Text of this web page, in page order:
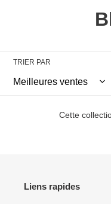
C
e
TRIER PAR
Cette
Liens rapides